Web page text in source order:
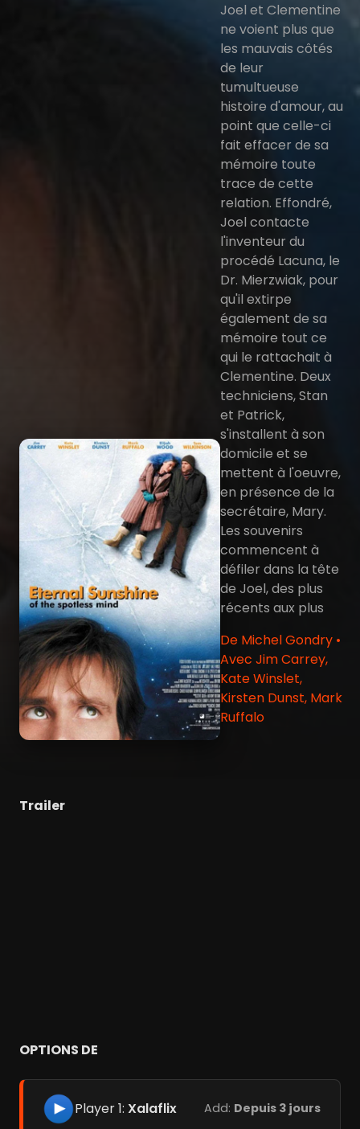
Joel et Clementine
ne voient plus que
les mauvais côtés
de leur
tumultueuse
histoire d'amour, au
point que celle-ci
fait effacer de sa
mémoire toute
trace de cette
relation. Effondré,
Joel contacte
l'inventeur du
procédé Lacuna, le
Dr. Mierzwiak, pour
qu'il extirpe
également de sa
mémoire tout ce
qui le rattachait à
Clementine. Deux
techniciens, Stan
et Patrick,
s'installent à son
domicile et se
mettent à l'oeuvre,
en présence de la
secrétaire, Mary.
Les souvenirs
commencent à
défiler dans la tête
de Joel, des plus
récents aux plus
De Michel Gondry •
Avec Jim Carrey,
Kate Winslet,
Kirsten Dunst, Mark
Ruffalo
Trailer
OPTIONS DE
Player 1: Xalaflix Add: Depuis 3 jours